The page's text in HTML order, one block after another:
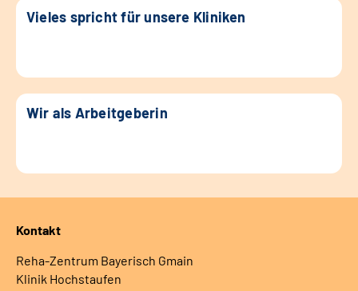
Vieles spricht für unsere Kliniken
Wir als Arbeitgeberin
Kontakt
Reha-Zentrum Bayerisch Gmain
Klinik Hochstaufen